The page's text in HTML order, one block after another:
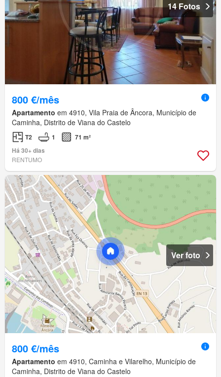
14 Fotos
800 €/mês
Apartamento em 4910, Vila Praia de Âncora, Município de
Caminha, Distrito de Viana do Castelo
T2 1
71 m²
Há 30+ dias
RENTUMO
Ver foto
800 €/mês
Apartamento em 4910, Caminha e Vilarelho, Município de
Caminha, Distrito de Viana do Castelo